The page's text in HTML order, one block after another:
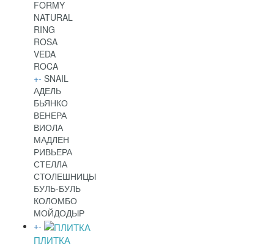
FORMY
NATURAL
RING
ROSA
VEDA
ROCA
+- SNAIL
АДЕЛЬ
БЬЯНКО
ВЕНЕРА
ВИОЛА
МАДЛЕН
РИВЬЕРА
СТЕЛЛА
СТОЛЕШНИЦЫ
БУЛЬ-БУЛЬ
КОЛОМБО
МОЙДОДЫР
+-
ПЛИТКА